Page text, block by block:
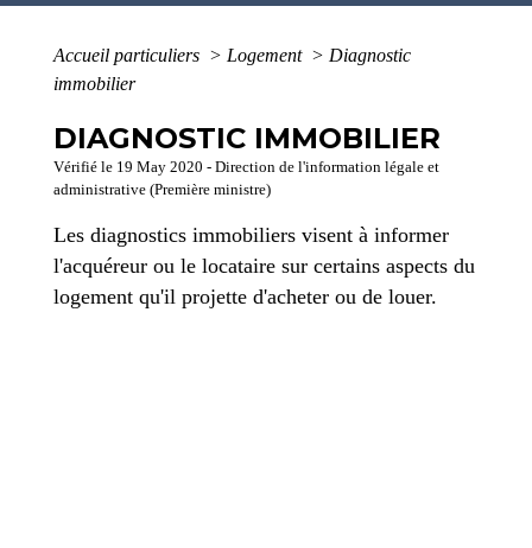
Accueil particuliers > Logement > Diagnostic
immobilier
DIAGNOSTIC IMMOBILIER
Vérifié le 19 May 2020 - Direction de l'information légale et
administrative (Première ministre)
Les diagnostics immobiliers visent à informer
l'acquéreur ou le locataire sur certains aspects du
logement qu'il projette d'acheter ou de louer.